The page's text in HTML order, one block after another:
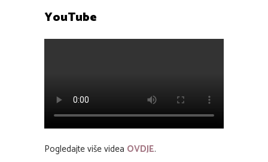
YouTube
Pogledajte više videa OVDJE.